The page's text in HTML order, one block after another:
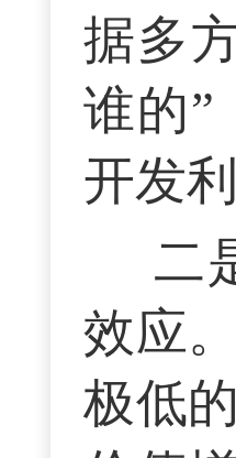
据多
谁的”
开发
二
效应
极低